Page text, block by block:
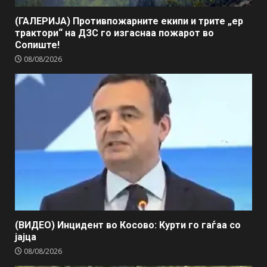
(ГАЛЕРИЈА) Противпожарните екипи и трите „ер
трактори“ на ДЗС го изгаснаа пожарот во
Сопиште!
08/08/2026
(ВИДЕО) Инцидент во Косово: Курти го гаѓаа со
јајца
08/08/2026